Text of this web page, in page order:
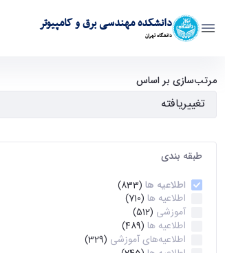
دانشکده مهندسی برق و کامپیوتر
دانشگاه تهران
آرشیو اطلاعیه ها - ece- دانشکده مهندسی برق و کامپیوتر
مرتب‌سازی بر اساس
طبقه بندی
اطلاعیه ها (833)
اطلاعیه ها (710)
آموزشی (512)
اطلاعیه ها (489)
اطلاعیه‌های‌ آموزشی (329)